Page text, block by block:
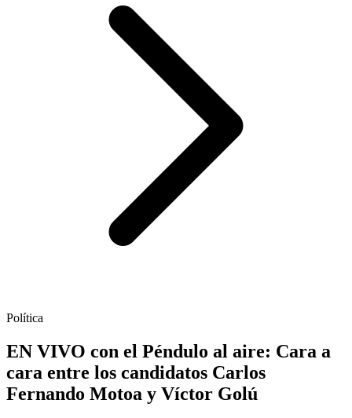
Política
EN VIVO con el Péndulo al aire: Cara a
cara entre los candidatos Carlos
Fernando Motoa y Víctor Golú